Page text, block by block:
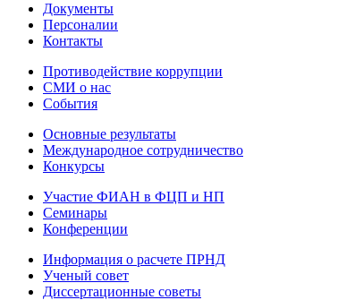
Документы
Персоналии
Контакты
Противодействие коррупции
СМИ о нас
События
Основные результаты
Международное сотрудничество
Конкурсы
Участие ФИАН в ФЦП и НП
Семинары
Конференции
Информация о расчете ПРНД
Ученый совет
Диссертационные советы